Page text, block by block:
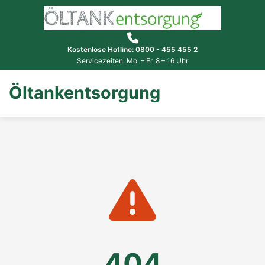
Kostenlose Hotline: 0800 - 455 455 2
Servicezeiten: Mo. – Fr. 8 – 16 Uhr
Öltankentsorgung